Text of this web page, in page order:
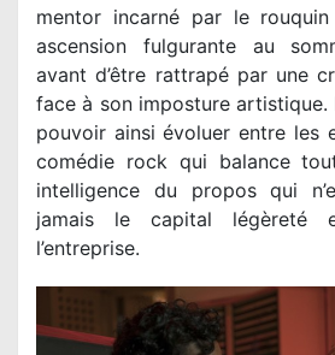
mentor incarné par le
ascension fulgurante au
avant d’être rattrapé par une
face à son imposture artistique.
pouvoir ainsi évoluer entre les
comédie rock qui balance
intelligence du propos qui
jamais le capital légèreté
l’entreprise.